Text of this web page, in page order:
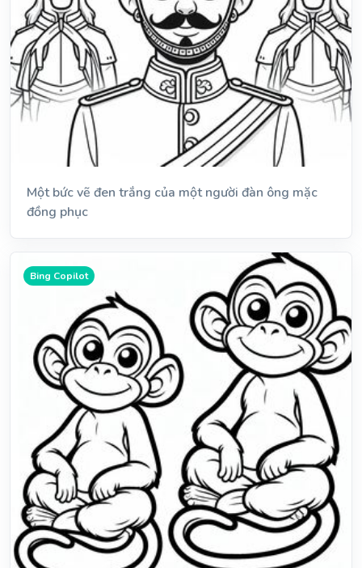
Một bức vẽ đen trắng của một người đàn ông mặc
đồng phục
Bing Copilot